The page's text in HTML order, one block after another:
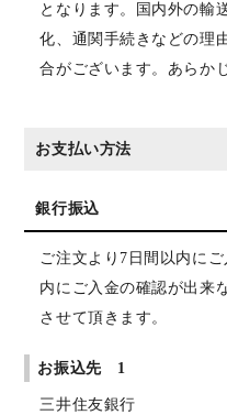
となります。国内外の輸
化、通関手続きなどの理
合がございます。あらか
お支払い方法
銀行振込
ご注文より7日間以内に
内にご入金の確認が出来
させて頂きます。
お振込先 1
三井住友銀行